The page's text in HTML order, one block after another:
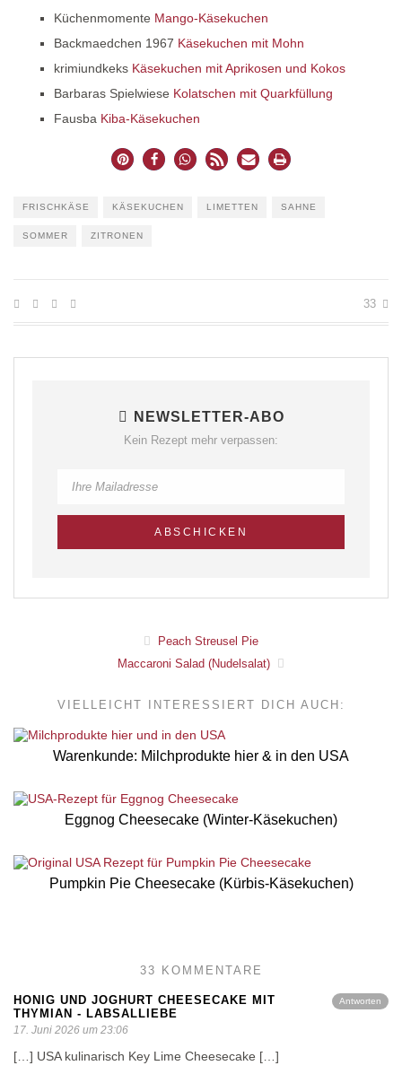
Küchenmomente Mango-Käsekuchen
Backmaedchen 1967 Käsekuchen mit Mohn
krimiundkeks Käsekuchen mit Aprikosen und Kokos
Barbaras Spielwiese Kolatschen mit Quarkfüllung
Fausba Kiba-Käsekuchen
FRISCHKÄSE KÄSEKUCHEN LIMETTEN SAHNE
SOMMER ZITRONEN
33
NEWSLETTER-ABO
Kein Rezept mehr verpassen:
Peach Streusel Pie
Maccaroni Salad (Nudelsalat)
VIELLEICHT INTERESSIERT DICH AUCH:
Warenkunde: Milchprodukte hier & in den USA
Eggnog Cheesecake (Winter-Käsekuchen)
Pumpkin Pie Cheesecake (Kürbis-Käsekuchen)
33 KOMMENTARE
Antworten
HONIG UND JOGHURT CHEESECAKE MIT
THYMIAN - LABSALLIEBE
17. Juni 2026 um 23:06
[…] USA kulinarisch Key Lime Cheesecake […]